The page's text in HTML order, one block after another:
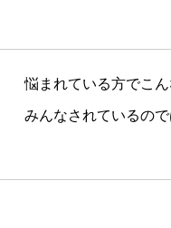
悩まれている方でこ
みんなされているの